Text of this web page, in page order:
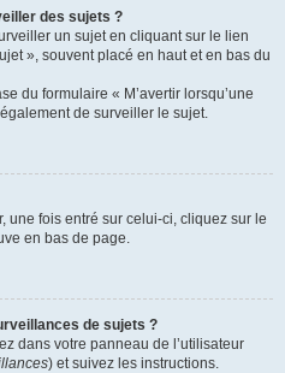
des sujets ?
un sujet en cliquant sur le lien
», souvent placé en haut et en bas du
du formulaire « M’avertir lorsqu’une
de surveiller le sujet.
une fois entré sur celui-ci, cliquez sur le
en bas de page.
de sujets ?
dans votre panneau de l’utilisateur
) et suivez les instructions.